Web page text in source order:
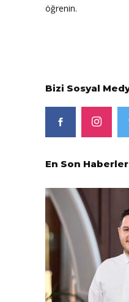
öğrenin.
Bizi Sosyal
En Son Haberler